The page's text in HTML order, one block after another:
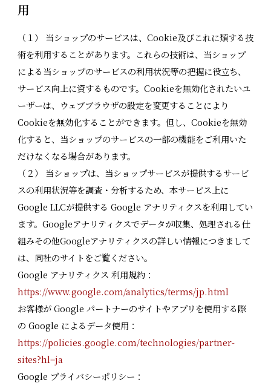
用
（１） 当ショップのサービスは、Cookie及びこれに類する技
術を利用することがあります。これらの技術は、当ショップ
による当ショップのサービスの利用状況等の把握に役立ち、
サービス向上に資するものです。Cookieを無効化されたいユ
ーザーは、ウェブブラウザの設定を変更することにより
Cookieを無効化することができます。但し、Cookieを無効
化すると、当ショップのサービスの一部の機能をご利用いた
だけなくなる場合があります。
（２） 当ショップは、当ショップサービスが提供するサービ
スの利用状況等を調査・分析するため、本サービス上に
Google LLCが提供する Google アナリティクスを利用してい
ます。Googleアナリティクスでデータが収集、処理される仕
組みその他Googleアナリティクスの詳しい情報につきまして
は、同社のサイトをご覧ください。
Google アナリティクス 利用規約：
https://www.google.com/analytics/terms/jp.html
お客様が Google パートナーのサイトやアプリを使用する際
の Google によるデータ使用：
https://policies.google.com/technologies/partner-
sites?hl=ja
Google プライバシーポリシー：